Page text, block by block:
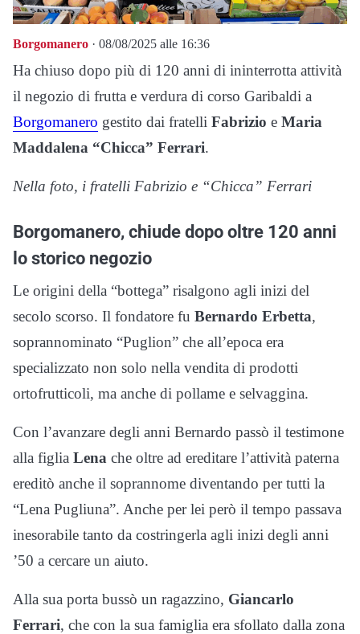
Borgomanero · 08/08/2025 alle 16:36
Ha chiuso dopo più di 120 anni di ininterrotta attività
il negozio di frutta e verdura di corso Garibaldi a
Borgomanero gestito dai fratelli Fabrizio e Maria
Maddalena “Chicca” Ferrari.
Nella foto, i fratelli Fabrizio e “Chicca” Ferrari
Borgomanero, chiude dopo oltre 120 anni
lo storico negozio
Le origini della “bottega” risalgono agli inizi del
secolo scorso. Il fondatore fu Bernardo Erbetta,
soprannominato “Puglion” che all’epoca era
specializzato non solo nella vendita di prodotti
ortofrutticoli, ma anche di pollame e selvaggina.
Con l’avanzare degli anni Bernardo passò il testimone
alla figlia Lena che oltre ad ereditare l’attività paterna
ereditò anche il soprannome diventando per tutti la
“Lena Pugliuna”. Anche per lei però il tempo passava
inesorabile tanto da costringerla agli inizi degli anni
’50 a cercare un aiuto.
Alla sua porta bussò un ragazzino, Giancarlo
Ferrari, che con la sua famiglia era sfollato dalla zona